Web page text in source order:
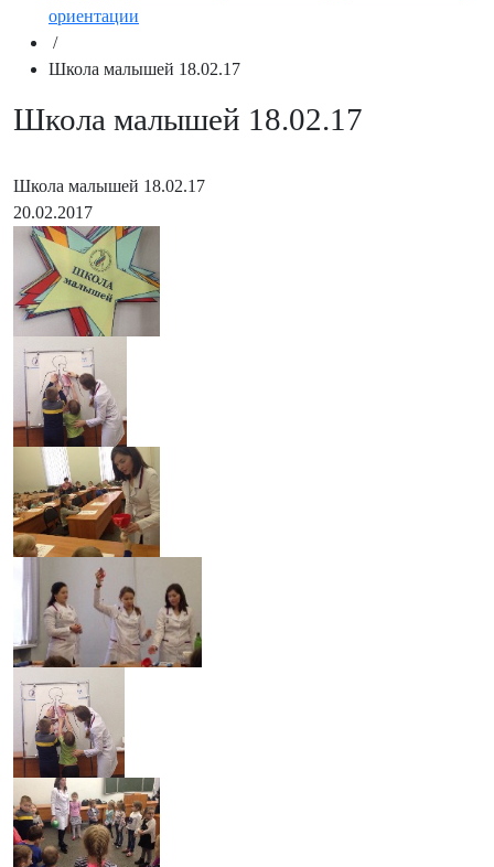
ориентации
/
Школа малышей 18.02.17
Школа малышей 18.02.17
Школа малышей 18.02.17
20.02.2017